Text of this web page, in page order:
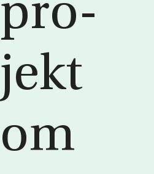
pro­
jekt
om